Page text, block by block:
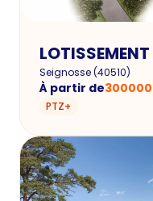
LOTISSEMENT
Seignosse(40510)
À partir de300000
PTZ+